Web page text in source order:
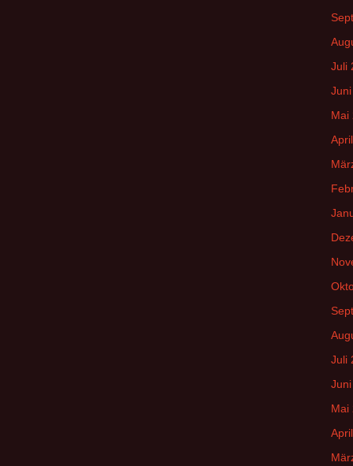
Juli
Mai
Juli
Mai